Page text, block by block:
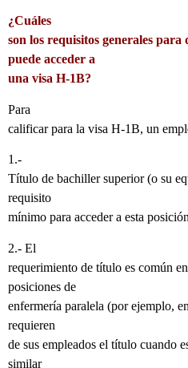
¿Cuáles
son los requisitos generales
puede acceder a
una visa H-1B?
Para
calificar para la visa H-1B, un
1.-
Título de bachiller superior (o su
requisito
mínimo para acceder a esta
2.- El
requerimiento de título es común
posiciones de
enfermería paralela (por ejemplo,
requieren
de sus empleados el título cuando
similar